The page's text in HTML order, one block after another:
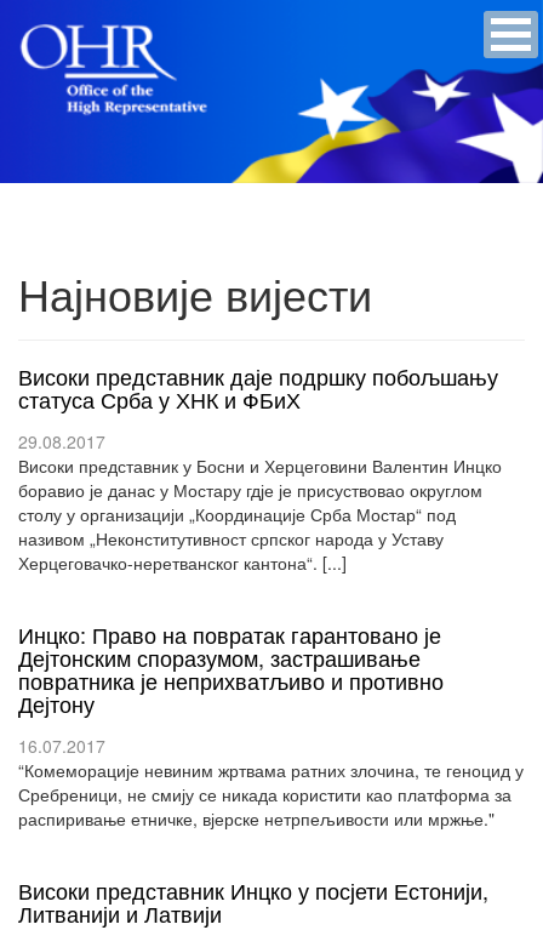
Најновије вијести
Високи представник даје подршку побољшању
статуса Срба у ХНК и ФБиХ
29.08.2017
Високи представник у Босни и Херцеговини Валентин Инцко
боравио је данас у Мостару гдје је присуствовао округлом
столу у организацији „Координације Срба Мостар“ под
називом „Неконститутивност српског народа у Уставу
Херцеговачко-неретванског кантона“. [...]
Инцко: Право на повратак гарантовано је
Дејтонским споразумом, застрашивање
повратника је неприхватљиво и противно
Дејтону
16.07.2017
“Комеморације невиним жртвама ратних злочина, те геноцид у
Сребреници, не смију се никада користити као платформа за
распиривање етничке, вјерске нетрпељивости или мржње."
Високи представник Инцко у посјети Естонији,
Литванији и Латвији